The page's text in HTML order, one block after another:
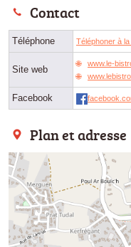
Contact
Téléphone Téléphoner à
Site web
www.le-
Facebook
Plan et adresse